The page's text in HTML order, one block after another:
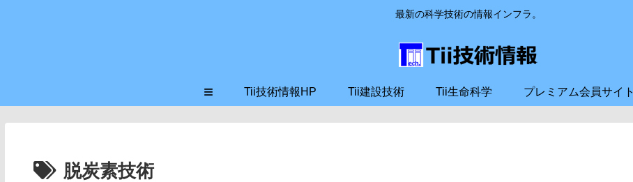
最新の科学技術の情報インフラ。
≡ Tii技術情報HP Tii建設技術 Tii生命科学 プレミアム会員サイト
脱炭素技術